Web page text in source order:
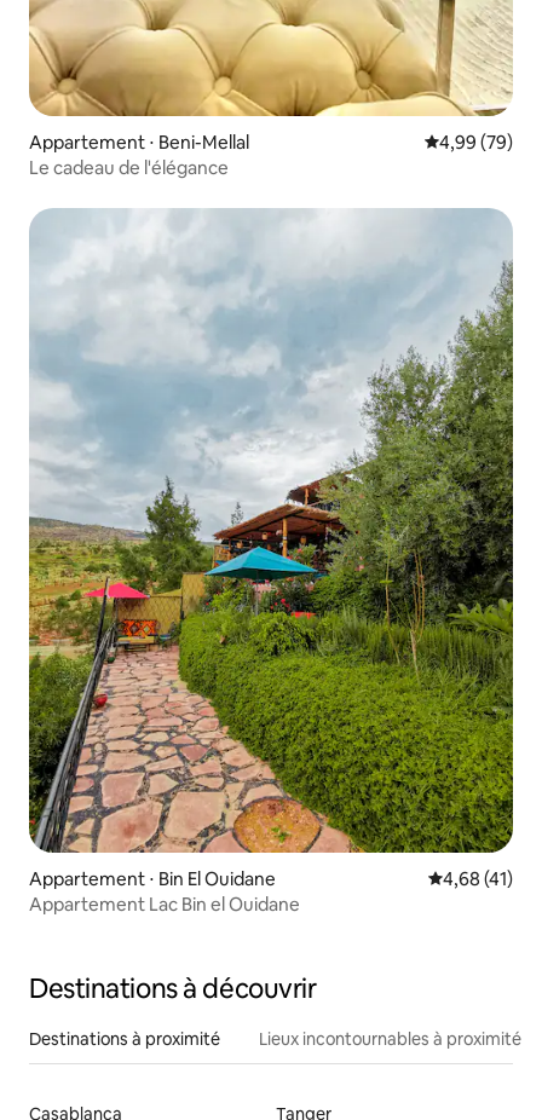
Appartement ⋅ Beni-Mellal Évaluation
4,99 (79)
Le cadeau de l'élégance
Appartement ⋅ Bin El Ouidane Évaluation
4,68 (41)
Appartement Lac Bin el Ouidane
Destinations à découvrir
Destinations à proximité Lieux incontournables à proximité
Casablanca Tanger